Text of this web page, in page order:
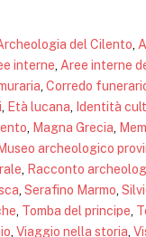
del Cilento,
interne, Aree interne
, Corredo
, Età lucana, Identità
, Magna Grecia,
Museo archeologico
, Racconto
, Serafino Marmo,
, Tomba del principe,
, Viaggio nella storia,